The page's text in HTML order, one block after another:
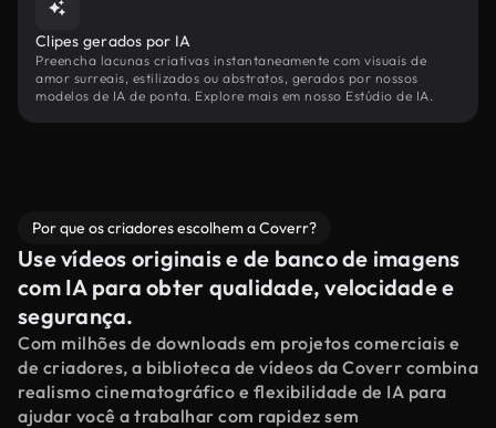
Clipes gerados por IA
Preencha lacunas criativas instantaneamente com visuais de
amor surreais, estilizados ou abstratos, gerados por nossos
modelos de IA de ponta. Explore mais em nosso Estúdio de IA.
Por que os criadores escolhem a Coverr?
Use vídeos originais e de banco de imagens
com IA para obter qualidade, velocidade e
segurança.
Com milhões de downloads em projetos comerciais e
de criadores, a biblioteca de vídeos da Coverr combina
realismo cinematográfico e flexibilidade de IA para
ajudar você a trabalhar com rapidez sem